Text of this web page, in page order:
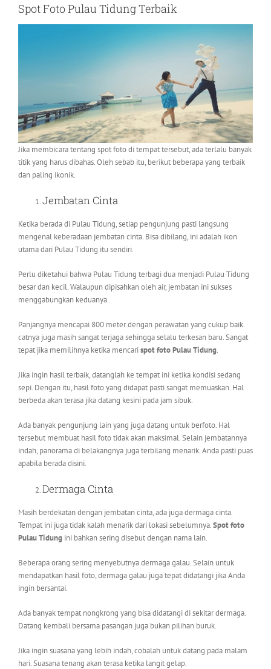
Spot Foto Pulau Tidung Terbaik
Jika membicara tentang spot foto di tempat tersebut, ada terlalu banyak
titik yang harus dibahas. Oleh sebab itu, berikut beberapa yang terbaik
dan paling ikonik.
Jembatan Cinta
Ketika berada di Pulau Tidung, setiap pengunjung pasti langsung
mengenal keberadaan jembatan cinta. Bisa dibilang, ini adalah ikon
utama dari Pulau Tidung itu sendiri.
Perlu diketahui bahwa Pulau Tidung terbagi dua menjadi Pulau Tidung
besar dan kecil. Walaupun dipisahkan oleh air, jembatan ini sukses
menggabungkan keduanya.
Panjangnya mencapai 800 meter dengan perawatan yang cukup baik.
catnya juga masih sangat terjaga sehingga selalu terkesan baru. Sangat
tepat jika memilihnya ketika mencarispot foto Pulau Tidung.
Jika ingin hasil terbaik, datanglah ke tempat ini ketika kondisi sedang
sepi. Dengan itu, hasil foto yang didapat pasti sangat memuaskan. Hal
berbeda akan terasa jika datang kesini pada jam sibuk.
Ada banyak pengunjung lain yang juga datang untuk berfoto. Hal
tersebut membuat hasil foto tidak akan maksimal. Selain jembatannya
indah, panorama di belakangnya juga terbilang menarik. Anda pasti puas
apabila berada disini.
Dermaga Cinta
Masih berdekatan dengan jembatan cinta, ada juga dermaga cinta.
Tempat ini juga tidak kalah menarik dari lokasi sebelumnya.Spot foto
Pulau Tidung ini bahkan sering disebut dengan nama lain.
Beberapa orang sering menyebutnya dermaga galau. Selain untuk
mendapatkan hasil foto, dermaga galau juga tepat didatangi jika Anda
ingin bersantai.
Ada banyak tempat nongkrong yang bisa didatangi di sekitar dermaga.
Datang kembali bersama pasangan juga bukan pilihan buruk.
Jika ingin suasana yang lebih indah, cobalah untuk datang pada malam
hari. Suasana tenang akan terasa ketika langit gelap.